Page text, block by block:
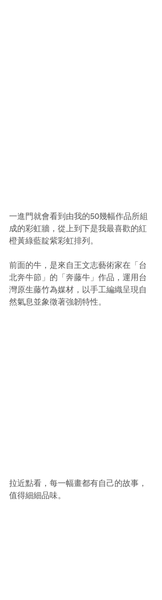
一進門就會看到由我的50幾幅作品所組
成的彩虹牆，從上到下是我最喜歡的紅
橙黃綠藍靛紫彩虹排列。
前面的牛，是來自王文志藝術家在「台
北奔牛節」的「奔藤牛」作品，運用台
灣原生藤竹為媒材，以手工編織呈現自
然氣息並象徵著強韌特性。
拉近點看，每一幅畫都有自己的故事，
值得細細品味。